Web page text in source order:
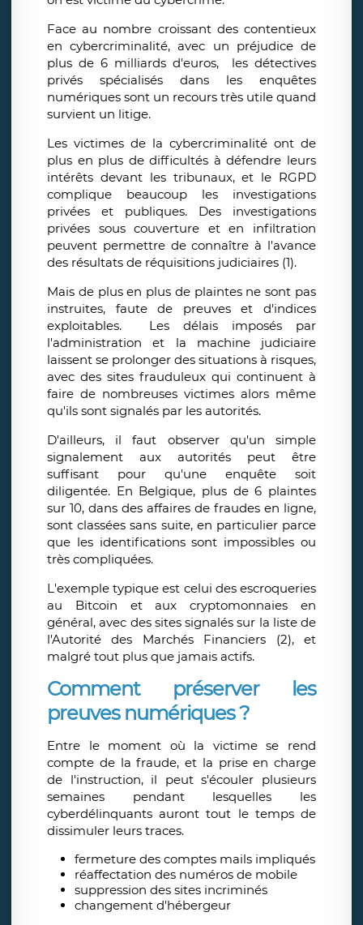
Face au nombre croissant des contentieux
en cybercriminalité, avec un préjudice de
plus de 6 milliards d'euros, les détectives
privés spécialisés dans les enquêtes
numériques sont un recours très utile quand
survient un litige.
Les victimes de la cybercriminalité ont de
plus en plus de difficultés à défendre leurs
intérêts devant les tribunaux, et le RGPD
complique beaucoup les investigations
privées et publiques. Des investigations
privées sous couverture et en infiltration
peuvent permettre de connaître à l'avance
des résultats de réquisitions judiciaires (1).
Mais de plus en plus de plaintes ne sont pas
instruites, faute de preuves et d'indices
exploitables. Les délais imposés par
l'administration et la machine judiciaire
laissent se prolonger des situations à risques,
avec des sites frauduleux qui continuent à
faire de nombreuses victimes alors même
qu'ils sont signalés par les autorités.
D'ailleurs, il faut observer qu'un simple
signalement aux autorités peut être
suffisant pour qu'une enquête soit
diligentée. En Belgique, plus de 6 plaintes
sur 10, dans des affaires de fraudes en ligne,
sont classées sans suite, en particulier parce
que les identifications sont impossibles ou
très compliquées.
L'exemple typique est celui des escroqueries
au Bitcoin et aux cryptomonnaies en
général, avec des sites signalés sur la liste de
l'Autorité des Marchés Financiers (2), et
malgré tout plus que jamais actifs.
Comment préserver les
preuves numériques ?
Entre le moment où la victime se rend
compte de la fraude, et la prise en charge
de l'instruction, il peut s'écouler plusieurs
semaines pendant lesquelles les
cyberdélinquants auront tout le temps de
dissimuler leurs traces.
fermeture des comptes mails impliqués
réaffectation des numéros de mobile
suppression des sites incriminés
changement d'hébergeur